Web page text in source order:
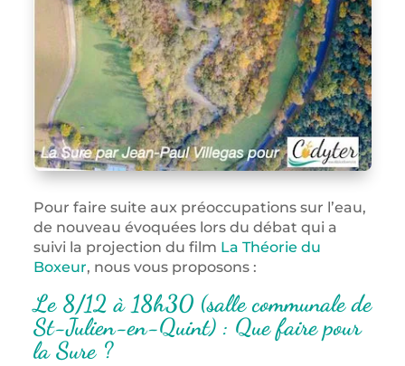
Pour faire suite aux préoccupations sur l’eau,
de nouveau évoquées lors du débat qui a
suivi la projection du film La Théorie du
Boxeur, nous vous proposons :
Le 8/12 à 18h30 (salle communale de
St-Julien-en-Quint) : Que faire pour
la Sure ?